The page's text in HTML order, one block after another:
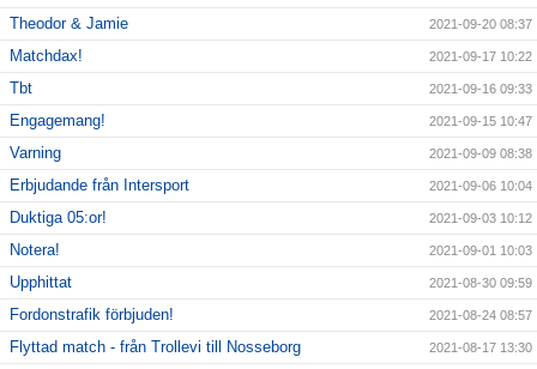
Theodor & Jamie
2021-09-20 08:37
Matchdax! 2021-09-17 10:22
Tbt 2021-09-16 09:33
Engagemang! 2021-09-15 10:47
Varning 2021-09-09 08:38
Erbjudande från Intersport 2021-09-06 10:04
Duktiga 05:or! 2021-09-03 10:12
Notera! 2021-09-01 10:03
Upphittat 2021-08-30 09:59
Fordonstrafik förbjuden! 2021-08-24 08:57
Flyttad match - från Trollevi till Nosseborg 2021-08-17 13:30